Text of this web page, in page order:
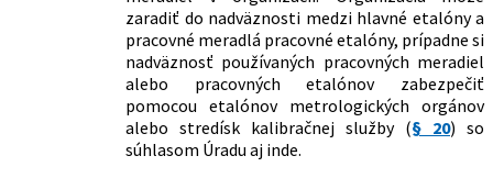
zaradiť do nadväznosti medzi hlavné etalóny a
pracovné meradlá pracovné etalóny, prípadne si
nadväznosť používaných pracovných meradiel
alebo pracovných etalónov zabezpečiť
pomocou etalónov metrologických orgánov
alebo stredísk kalibračnej služby (§ 20) so
súhlasom Úradu aj inde.